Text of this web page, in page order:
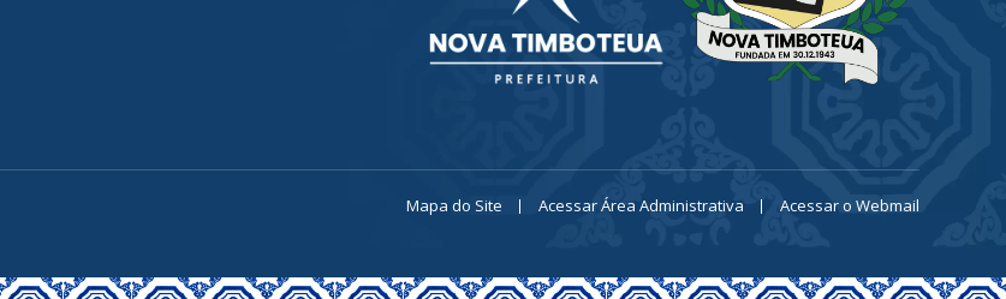
Mapa do Site Acessar Área Administrativa Acessar o Webmail